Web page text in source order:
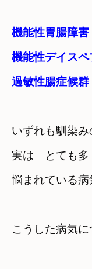
機能性胃腸障害
機能性デイスペ
過敏性腸症候群
いずれも馴染
実は　とても
悩まれている病
こうした病気